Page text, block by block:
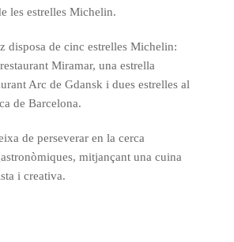
les estrelles Michelin.
disposa de cinc estrelles Michelin:
Miramar, una estrella
Arc de Gdansk i dues estrelles al
de Barcelona.
de perseverar en la cerca
mitjançant una cuina
i creativa.